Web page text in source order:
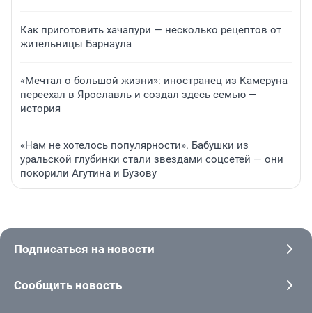
Как приготовить хачапури — несколько рецептов от
жительницы Барнаула
«Мечтал о большой жизни»: иностранец из Камеруна
переехал в Ярославль и создал здесь семью —
история
«Нам не хотелось популярности». Бабушки из
уральской глубинки стали звездами соцсетей — они
покорили Агутина и Бузову
Подписаться на новости
Сообщить новость